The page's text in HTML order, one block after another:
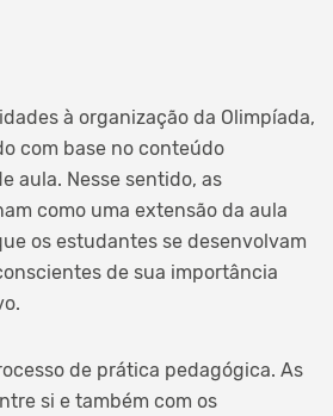
à organização da Olimpíada,
com base no conteúdo
aula. Nesse sentido, as
como uma extensão da aula
os estudantes se desenvolvam
de sua importância
de prática pedagógica. As
si e também com os